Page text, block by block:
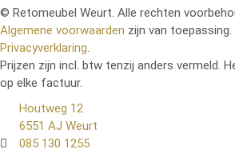
© Retomeubel Weurt. Alle rechten
Algemene voorwaarden zijn van toepassing.
Privacyverklaring.
Prijzen zijn incl. btw tenzij anders vermeld.
op elke factuur.
Houtweg 12
6551 AJ Weurt
085 130 1255